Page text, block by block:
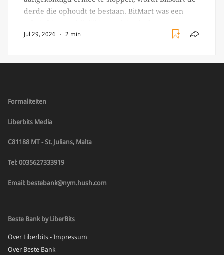
derde die ophoudt te bestaan. BitMart was een
crypto handelaren terecht konden om te handelen
Jul 29, 2026 2 min
Formaliteiten
Liberbits Media
C81188 MT - St. Julians, Malta
Tel: 0035627333919
Email: bestebank@nym.hush.com
Beste Bank by LiberBits
Over Liberbits - Impressum
Over Beste Bank